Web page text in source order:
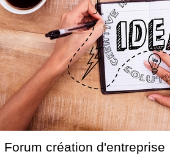
Forum création d'entreprise